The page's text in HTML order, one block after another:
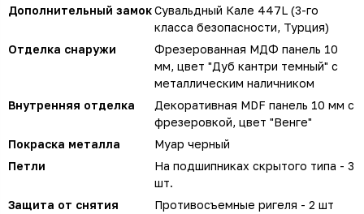
Дополнительный замокСувальдный Кале 447L (3-го
класса безопасности, Турция)
Отделка снаружи
Фрезерованная МДФ панель 10
мм, цвет "Дуб кантри темный" с
металлическим наличником
Внутренняя отделка
Декоративная MDF панель 10 мм с
фрезеровкой, цвет "Венге"
Покраска металла
Муар черный
Петли
На подшипниках скрытого типа - 3
шт.
Защита от снятия
Противосъемные ригеля - 2 шт